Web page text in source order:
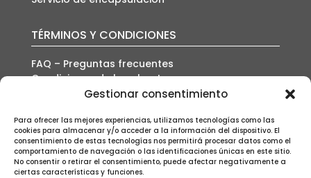
Gestionar consentimiento
Para ofrecer las mejores experiencias, utilizamos tecnologías como las
cookies para almacenar y/o acceder a la información del dispositivo. El
consentimiento de estas tecnologías nos permitirá procesar datos como el
comportamiento de navegación o las identificaciones únicas en este sitio.
No consentir o retirar el consentimiento, puede afectar negativamente a
ciertas características y funciones.
TÉRMINOS Y CONDICIONES
FAQ – Preguntas frecuentes
Condiciones de la subasta
Política de envío
Política de cookies
Aviso legal